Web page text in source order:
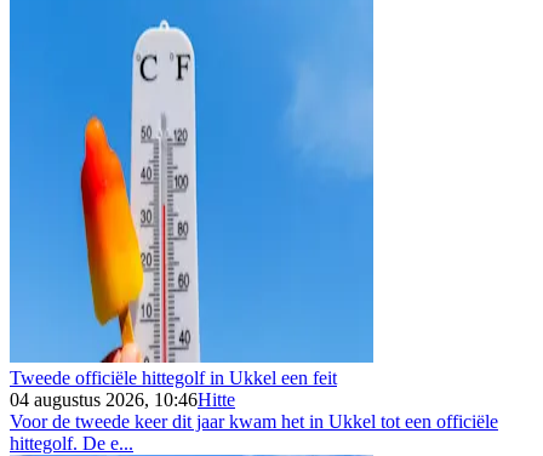
Tweede officiële hittegolf in Ukkel een feit
04 augustus 2026, 10:46Hitte
Voor de tweede keer dit jaar kwam het in Ukkel tot een officiële
hittegolf. De e...